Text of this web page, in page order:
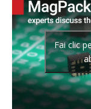
Fai clic